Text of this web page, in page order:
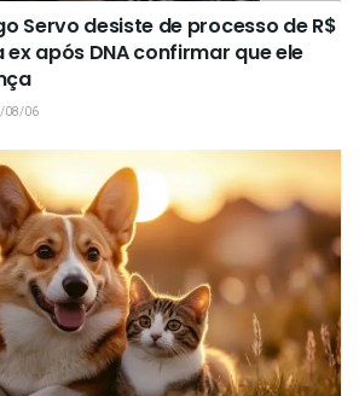
Servo desiste de processo de R$
ex após DNA confirmar que ele
08/06